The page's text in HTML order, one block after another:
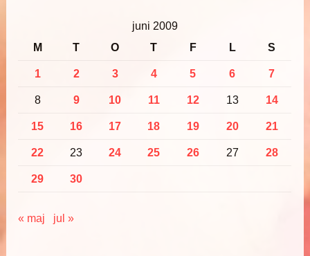
juni 2009
M
T O T F L S
1 2 3 4 5 6 7
8 9 10 11 12 13 14
15 16 17 18 19 20 21
22 23 24 25 26 27 28
29 30
« maj jul »